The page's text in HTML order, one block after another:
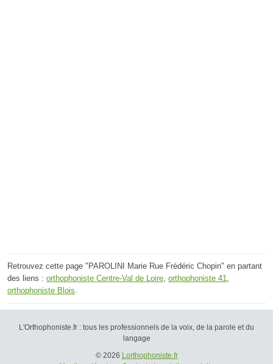
Retrouvez cette page "PAROLINI Marie Rue Frédéric Chopin" en partant
des liens : orthophoniste Centre-Val de Loire orthophoniste 41
orthophoniste Blois
L'Orthophoniste.fr : tous les professionnels de la voix, de la parole et du
langage
© 2026 Lorthophoniste.fr